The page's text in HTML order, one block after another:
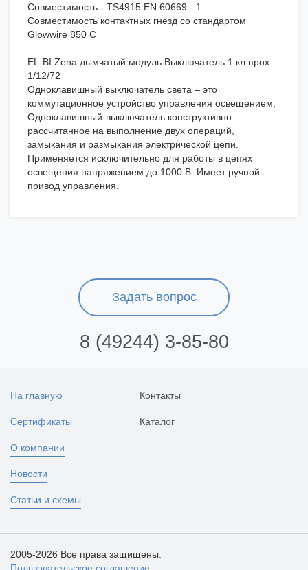
Совместимость - TS4915 EN 60669 - 1
Совместимость контактных гнезд со стандартом
Glowwire 850 С
EL-BI Zena дымчатый модуль Выключатель 1 кл прох.
1/12/72
Одноклавишный выключатель света – это
коммутационное устройство управления освещением,
Одноклавишный-выключатель конструктивно
рассчитанное на выполнение двух операций,
замыкания и размыкания электрической цепи.
Применяется исключительно для работы в цепях
освещения напряжением до 1000 В. Имеет ручной
привод управления.
Задать вопрос
8 (49244) 3-85-80
На главную
Сертификаты
О компании
Новости
Статьи и схемы
Контакты
Каталог
2005-2026 Все права защищены.